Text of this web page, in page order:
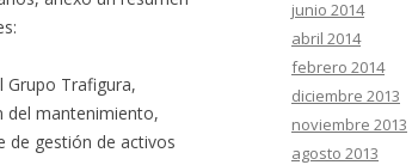
Grupo Trafigura,
del mantenimiento,
de gestión de activos
junio 2014
abril 2014
febrero 2014
diciembre 2013
noviembre 2013
agosto 2013